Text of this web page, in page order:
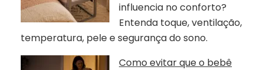
influencia no conforto?
Entenda toque, ventilação,
temperatura, pele e segurança do sono.
Como evitar que o bebê